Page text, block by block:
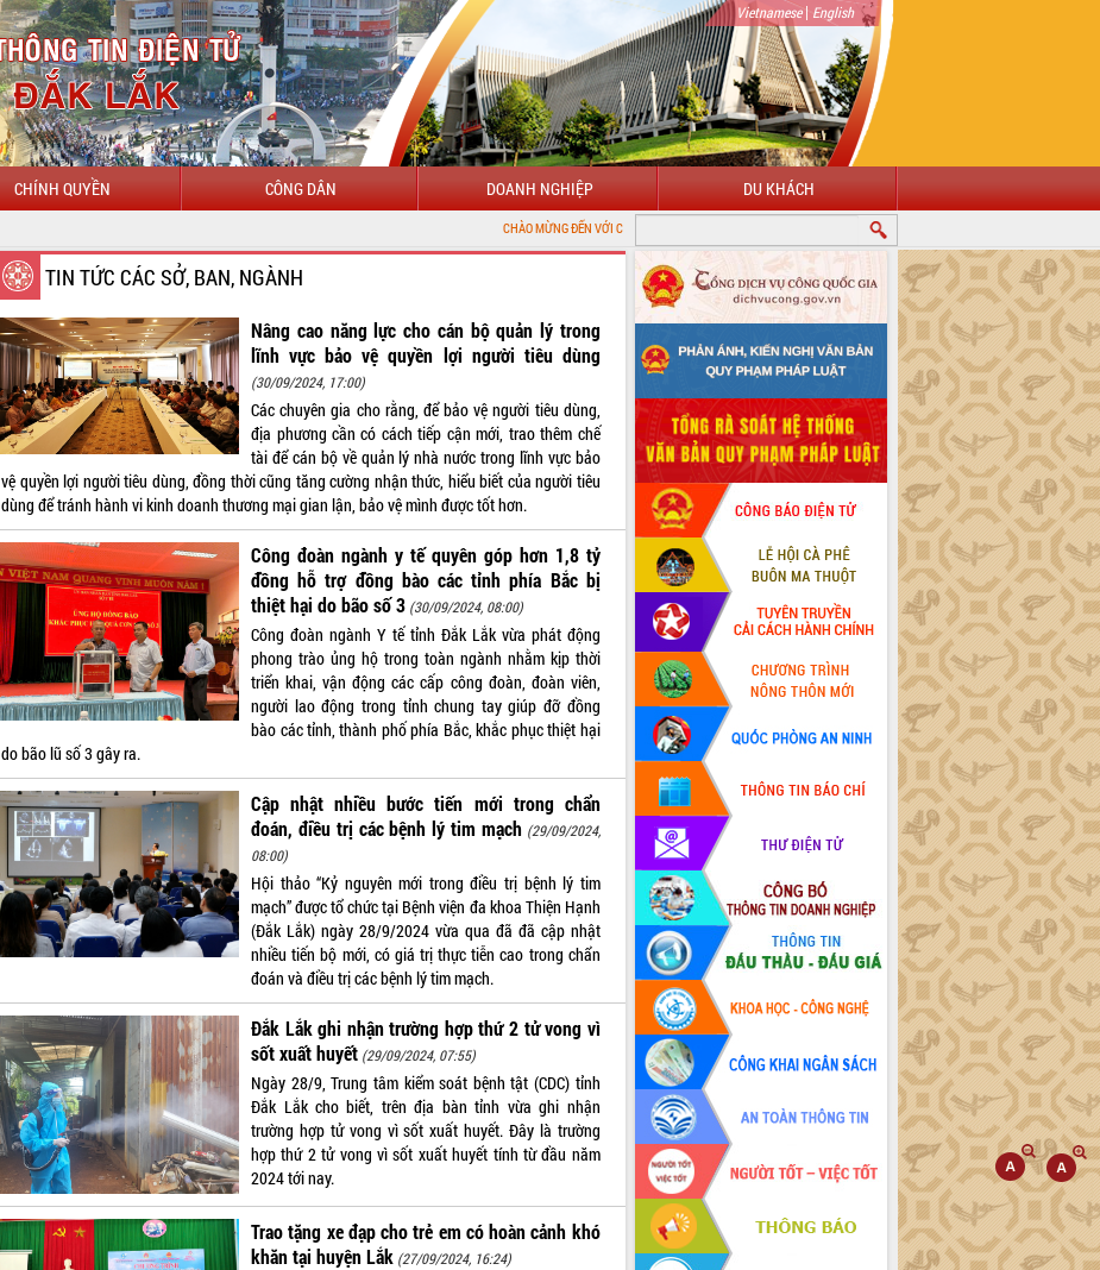
Vietnamese| English
CHÍNH QUYỀN CÔNG DÂN DOANH NGHIỆP DU KHÁCH
CHÀO MỪNG ĐẾN VỚI CỔNG THÔNG TIN ĐIỆN TỬ TỈNH ĐẮK LẮK
TIN TỨC CÁC SỞ, BAN, NGÀNH
Nâng cao năng lực cho cán bộ quản lý trong
lĩnh vực bảo vệ quyền lợi người tiêu dùng
(30/09/2024, 17:00)
Các chuyên gia cho rằng, để bảo vệ người tiêu dùng,
địa phương cần có cách tiếp cận mới, trao thêm chế
tài để cán bộ về quản lý nhà nước trong lĩnh vực bảo
vệ quyền lợi người tiêu dùng, đồng thời cũng tăng cường nhận thức, hiểu biết của người tiêu
dùng để tránh hành vi kinh doanh thương mại gian lận, bảo vệ mình được tốt hơn.
Công đoàn ngành y tế quyên góp hơn 1,8 tỷ
đồng hỗ trợ đồng bào các tỉnh phía Bắc bị
thiệt hại do bão số 3 (30/09/2024, 08:00)
Công đoàn ngành Y tế tỉnh Đắk Lắk vừa phát động
phong trào ủng hộ trong toàn ngành nhằm kịp thời
triển khai, vận động các cấp công đoàn, đoàn viên,
người lao động trong tỉnh chung tay giúp đỡ đồng
bào các tỉnh, thành phố phía Bắc, khắc phục thiệt hại
do bão lũ số 3 gây ra.
Cập nhật nhiều bước tiến mới trong chẩn
đoán, điều trị các bệnh lý tim mạch (29/09/2024,
08:00)
Hội thảo “Kỷ nguyên mới trong điều trị bệnh lý tim
mạch” được tổ chức tại Bệnh viện đa khoa Thiện Hạnh
(Đắk Lắk) ngày 28/9/2024 vừa qua đã đã cập nhật
nhiều tiến bộ mới, có giá trị thực tiễn cao trong chẩn
đoán và điều trị các bệnh lý tim mạch.
Đắk Lắk ghi nhận trường hợp thứ 2 tử vong vì
sốt xuất huyết (29/09/2024, 07:55)
Ngày 28/9, Trung tâm kiểm soát bệnh tật (CDC) tỉnh
Đắk Lắk cho biết, trên địa bàn tỉnh vừa ghi nhận
trường hợp tử vong vì sốt xuất huyết. Đây là trường
hợp thứ 2 tử vong vì sốt xuất huyết tính từ đầu năm
2024 tới nay.
Trao tặng xe đạp cho trẻ em có hoàn cảnh khó
khăn tại huyện Lắk (27/09/2024, 16:24)